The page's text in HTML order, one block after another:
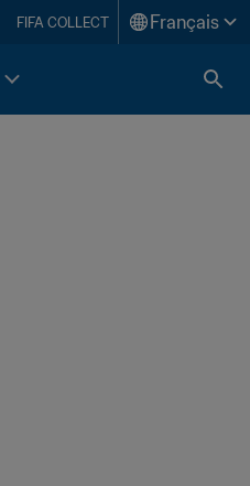
FIFA COLLECT Français